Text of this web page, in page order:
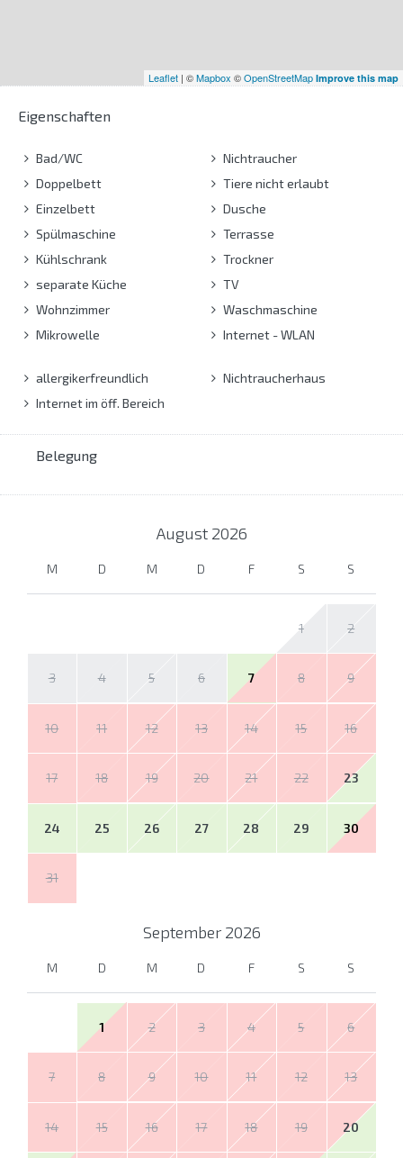
Leaflet | ©Mapbox ©OpenStreetMap Improve this map
Eigenschaften
Bad/WC
Doppelbett
Einzelbett
Spülmaschine
Kühlschrank
separate Küche
Wohnzimmer
Mikrowelle
Nichtraucher
Tiere nicht erlaubt
Dusche
Terrasse
Trockner
TV
Waschmaschine
Internet - WLAN
allergikerfreundlich
Internet im öff. Bereich
Nichtraucherhaus
Belegung
August 2026
M D M D F S S
1 2
3 4 5 6 7 8 9
10 11 12 13 14 15 16
17 18 19 20 21 22 23
24 25 26 27 28 29 30
31
September 2026
M D M D F S S
1 2 3 4 5 6
7 8 9 10 11 12 13
14 15 16 17 18 19 20